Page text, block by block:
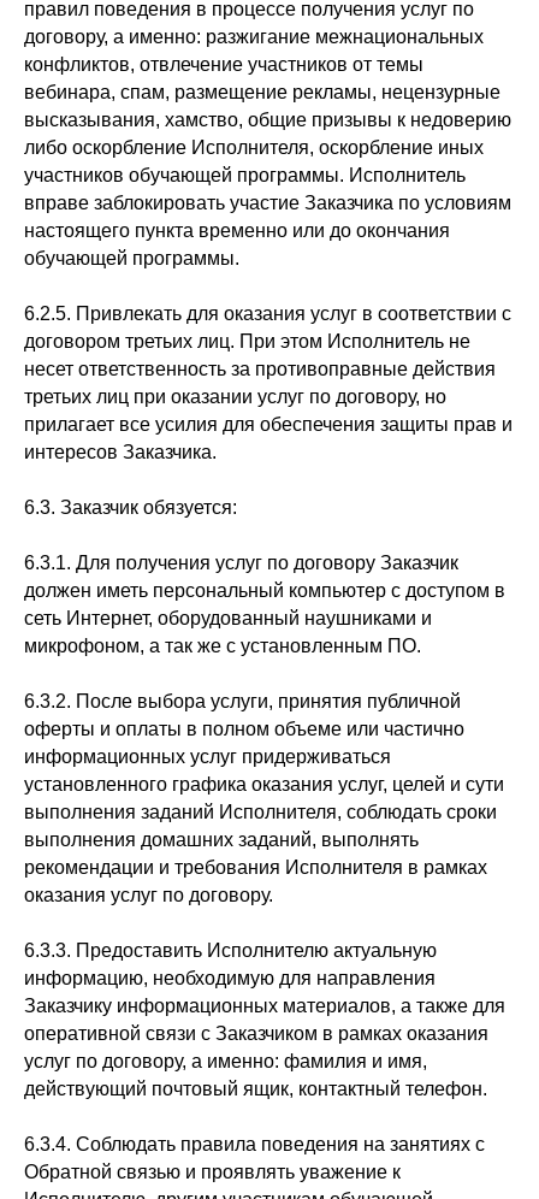
правил поведения в процессе получения услуг по
договору, а именно: разжигание межнациональных
конфликтов, отвлечение участников от темы
вебинара, спам, размещение рекламы, нецензурные
высказывания, хамство, общие призывы к недоверию
либо оскорбление Исполнителя, оскорбление иных
участников обучающей программы. Исполнитель
вправе заблокировать участие Заказчика по условиям
настоящего пункта временно или до окончания
обучающей программы.
6.2.5. Привлекать для оказания услуг в соответствии с
договором третьих лиц. При этом Исполнитель не
несет ответственность за противоправные действия
третьих лиц при оказании услуг по договору, но
прилагает все усилия для обеспечения защиты прав и
интересов Заказчика.
6.3. Заказчик обязуется:
6.3.1. Для получения услуг по договору Заказчик
должен иметь персональный компьютер с доступом в
сеть Интернет, оборудованный наушниками и
микрофоном, а так же с установленным ПО.
6.3.2. После выбора услуги, принятия публичной
оферты и оплаты в полном объеме или частично
информационных услуг придерживаться
установленного графика оказания услуг, целей и сути
выполнения заданий Исполнителя, соблюдать сроки
выполнения домашних заданий, выполнять
рекомендации и требования Исполнителя в рамках
оказания услуг по договору.
6.3.3. Предоставить Исполнителю актуальную
информацию, необходимую для направления
Заказчику информационных материалов, а также для
оперативной связи с Заказчиком в рамках оказания
услуг по договору, а именно: фамилия и имя,
действующий почтовый ящик, контактный телефон.
6.3.4. Соблюдать правила поведения на занятиях с
Обратной связью и проявлять уважение к